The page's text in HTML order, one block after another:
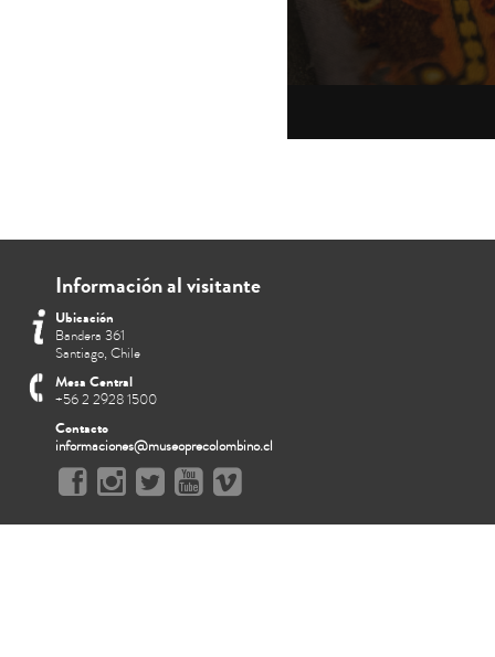
Información al visitante
Ubicación
Bandera 361
Santiago, Chile
Mesa Central
+56 2 2928 1500
Contacto
informaciones@museoprecolombino.cl